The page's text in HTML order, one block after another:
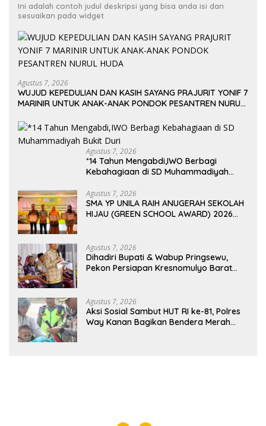
Ini adalah contoh judul deskripsi yang bisa anda isi dan
sesuaikan pada widget
Agustus 7, 2026
WUJUD KEPEDULIAN DAN KASIH SAYANG PRAJURIT YONIF 7
MARINIR UNTUK ANAK-ANAK PONDOK PESANTREN NURUL
Agustus 7, 2026
*14 Tahun Mengabdi,IWO Berbagi
Kebahagiaan di SD Muhammadiyah
Agustus 7, 2026
SMA YP UNILA RAIH ANUGERAH SEKOLAH
HIJAU (GREEN SCHOOL AWARD) 2026
Agustus 7, 2026
Dihadiri Bupati & Wabup Pringsewu,
Pekon Persiapan Kresnomulyo Barat
Agustus 7, 2026
Aksi Sosial Sambut HUT RI ke-81, Polres
Way Kanan Bagikan Bendera Merah